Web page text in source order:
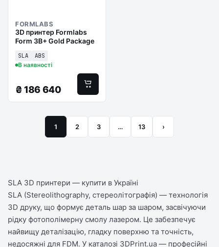
FORMLABS
3D принтер Formlabs
Form 3B+ Gold Package
SLA ABS
В наявності
₴ 186 640
1 2 3 … 13 ›
SLA 3D принтери — купити в Україні
SLA (Stereolithography, стереолітографія) — технологія
3D друку, що формує деталь шар за шаром, засвічуючи
рідку фотополімерну смолу лазером. Це забезпечує
найвищу деталізацію, гладку поверхню та точність,
недосяжні для FDM. У каталозі 3DPrint.ua — професійні